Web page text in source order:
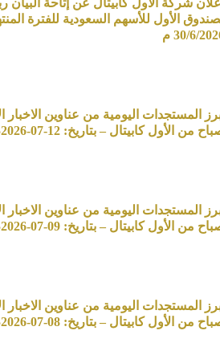
إعلان شركة الأول كابيتال عن إتاحة البيان
الأول للأسهم السعودية للفترة
6/2026 م
المستجدات اليومية من عناوين الاخبار
من الأول كابيتال – بتاريخ: 12-07-2026م
المستجدات اليومية من عناوين الاخبار
من الأول كابيتال – بتاريخ: 09-07-2026م
المستجدات اليومية من عناوين الاخبار
من الأول كابيتال – بتاريخ: 08-07-2026م